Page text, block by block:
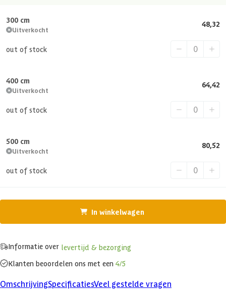
300 cm
Uitverkocht
out of stock
48,32
400 cm
Uitverkocht
out of stock
64,42
500 cm
Uitverkocht
out of stock
80,52
In winkelwagen
Informatie over levertijd & bezorging
Klanten beoordelen ons met een 4/5
OmschrijvingSpecificatiesVeel gestelde vragen